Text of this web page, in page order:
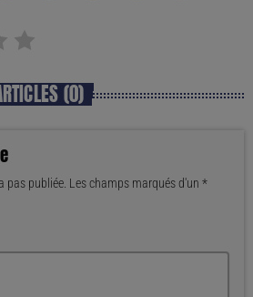
(0)
pas publiée. Les champs marqués d'un *